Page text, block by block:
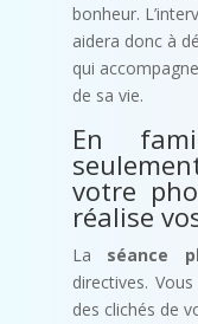
bonheur.
aidera donc à
qui
de sa vie.
En
votre
réalise
La séance
directives.
des clichés de